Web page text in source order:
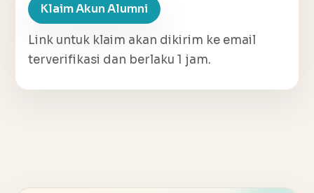
Klaim Akun Alumni
Link untuk klaim akan dikirim ke email
terverifikasi dan berlaku 1 jam.